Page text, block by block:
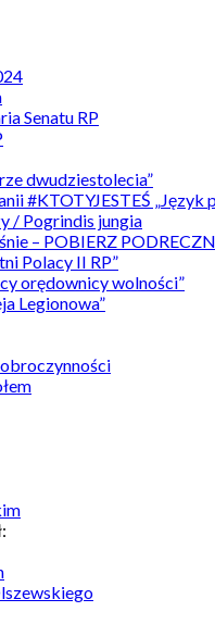
Senatu RP
dwudziestolecia”
#KTOTYJESTEŚ „Język
/ Pogrindis jungia
– POBIERZ
Polacy II RP”
orędownicy wolności”
Legionowa”